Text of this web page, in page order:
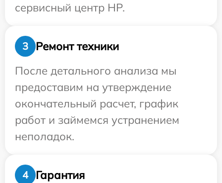
сервисный центр HP.
3
Ремонт техники
После детального анализа мы
предоставим на утверждение
окончательный расчет, график
работ и займемся устранением
неполадок.
4
Гарантия